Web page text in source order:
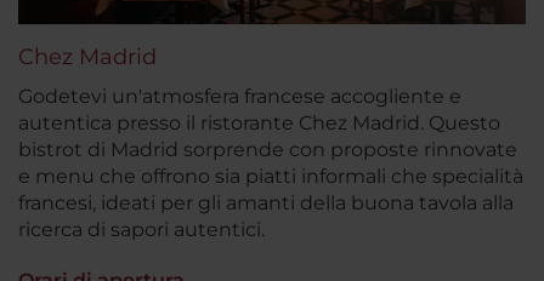
Chez Madrid
Godetevi un'atmosfera francese accogliente e
autentica presso il ristorante Chez Madrid. Questo
bistrot di Madrid sorprende con proposte rinnovate
e menu che offrono sia piatti informali che specialità
francesi, ideati per gli amanti della buona tavola alla
ricerca di sapori autentici.